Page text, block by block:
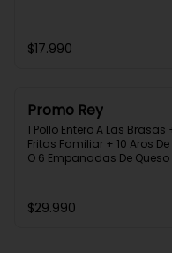
$17.990
Promo Rey
1 Pollo Entero A Las Brasas
Fritas Familiar + 10 Aros
O 6 Empanadas De Queso
$29.990